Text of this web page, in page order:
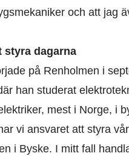
och att jag
styra dagarna
på Renholmen i
han studerat
mest i Norge, i
vi ansvaret att styra
i Byske. I mitt fall